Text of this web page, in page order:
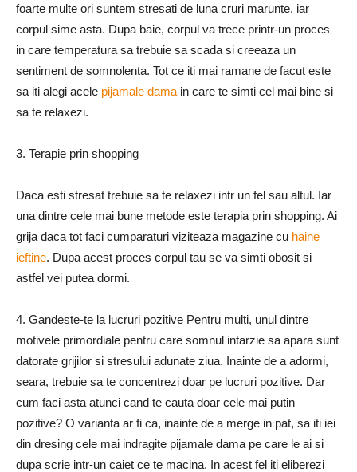
foarte multe ori suntem stresati de luna cruri marunte, iar
corpul sime asta. Dupa baie, corpul va trece printr-un proces
in care temperatura sa trebuie sa scada si creeaza un
sentiment de somnolenta. Tot ce iti mai ramane de facut este
sa iti alegi acele pijamale dama in care te simti cel mai bine si
sa te relaxezi.
3. Terapie prin shopping
Daca esti stresat trebuie sa te relaxezi intr un fel sau altul. Iar
una dintre cele mai bune metode este terapia prin shopping. Ai
grija daca tot faci cumparaturi viziteaza magazine cu haine
ieftine. Dupa acest proces corpul tau se va simti obosit si
astfel vei putea dormi.
4. Gandeste-te la lucruri pozitive Pentru multi, unul dintre
motivele primordiale pentru care somnul intarzie sa apara sunt
datorate grijilor si stresului adunate ziua. Inainte de a adormi,
seara, trebuie sa te concentrezi doar pe lucruri pozitive. Dar
cum faci asta atunci cand te cauta doar cele mai putin
pozitive? O varianta ar fi ca, inainte de a merge in pat, sa iti iei
din dresing cele mai indragite pijamale dama pe care le ai si
dupa scrie intr-un caiet ce te macina. In acest fel iti eliberezi